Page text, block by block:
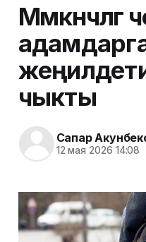
чыкты
Сапар
12 мая 2026 14:08